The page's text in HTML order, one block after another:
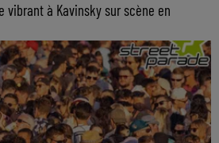
vibrant à Kavinsky sur scène en